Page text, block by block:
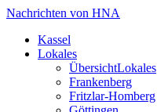
Nachrichten von HNA
Kassel
Lokales
ÜbersichtLokales
Frankenberg
Fritzlar-Homberg